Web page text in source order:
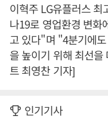
이혁주 LG유플러스
나19로 영업환경 변화
고 있다"며 "4분기에
을 높이기 위해 최선
트 최영찬 기자]
인기기사